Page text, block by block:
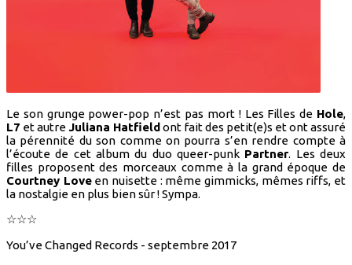
Le son grunge power-pop n’est pas mort ! Les Filles de Hole,
L7 et autre Juliana Hatfieldont fait des petit(e)s et ont assuré
la pérennité du son comme on pourra s’en rendre compte à
l’écoute de cet album du duo queer-punk Partner. Les deux
filles proposent des morceaux comme à la grand époque de
Courtney Loveen nuisette : même gimmicks, mêmes riffs, et
la nostalgie en plus bien sûr ! Sympa.
☆☆☆
You’ve Changed Records - septembre 2017